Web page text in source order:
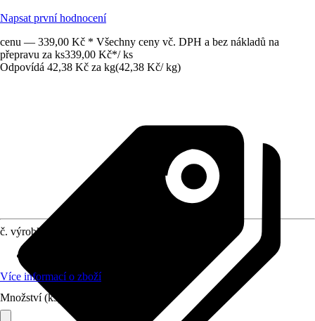
Napsat první hodnocení
cenu — 339,00 Kč * Všechny ceny vč. DPH a bez nákladů na
přepravu za ks339,00 Kč*/ ks
Odpovídá 42,38 Kč za kg(42,38 Kč/ kg)
č. výrobku
Více informací o zboží
Množství (ks)